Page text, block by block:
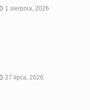
1 sierpnia, 2026
27 lipca, 2026